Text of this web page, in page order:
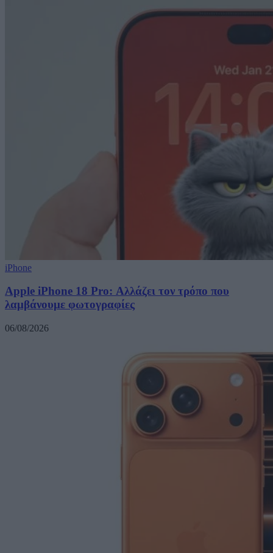
iPhone
Apple iPhone 18 Pro: Αλλάζει τον τρόπο που
λαμβάνουμε φωτογραφίες
06/08/2026